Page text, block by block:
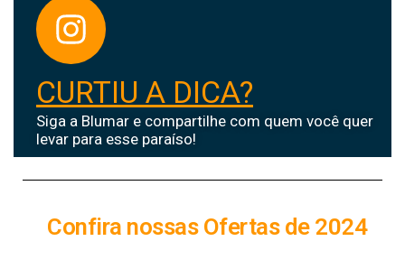
CURTIU A DICA?
Siga a Blumar e compartilhe com quem você quer
levar para esse paraíso!
Confira nossas Ofertas de 2024